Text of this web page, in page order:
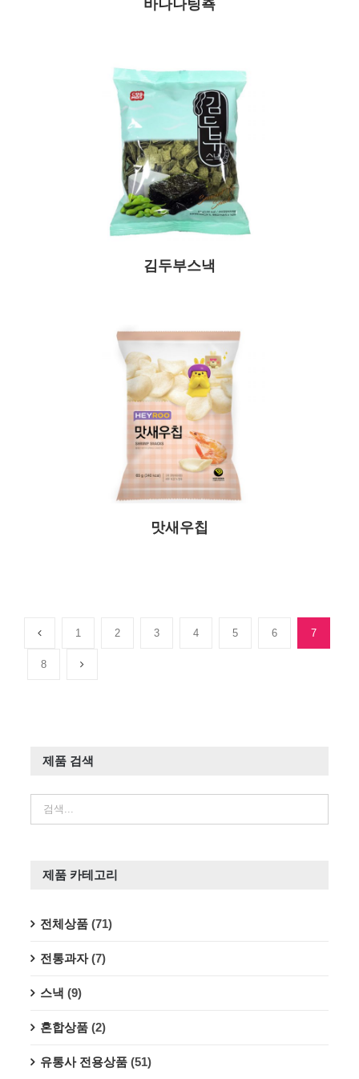
바나나팅쵹
김두부스낵
맛새우칩
1 2 3 4 5 6 7
8
제품 검색
제품 카테고리
전체상품 (71)
전통과자 (7)
스낵 (9)
혼합상품 (2)
유통사 전용상품 (51)